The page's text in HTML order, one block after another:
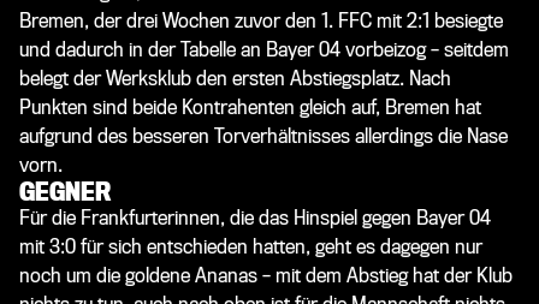
Bremen, der drei Wochen zuvor den 1. FFC mit 2:1 besiegte
und dadurch in der Tabelle an Bayer 04 vorbeizog – seitdem
belegt der Werksklub den ersten Abstiegsplatz. Nach
Punkten sind beide Kontrahenten gleich auf, Bremen hat
aufgrund des besseren Torverhältnisses allerdings die Nase
vorn.
GEGNER
Für die Frankfurterinnen, die das Hinspiel gegen Bayer 04
mit 3:0 für sich entschieden hatten, geht es dagegen nur
noch um die goldene Ananas – mit dem Abstieg hat der Klub